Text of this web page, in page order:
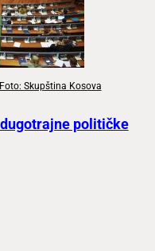
Skupština Kosova
političke